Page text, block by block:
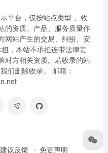
平台，仅按站点类型 、收
的资质、产品、服务质量作
网站产生的交易、纠纷、安
，本站不承担连带法律责
对方相关资质。若收录的站
们删除收录。 邮箱：
建议反馈 免责声明